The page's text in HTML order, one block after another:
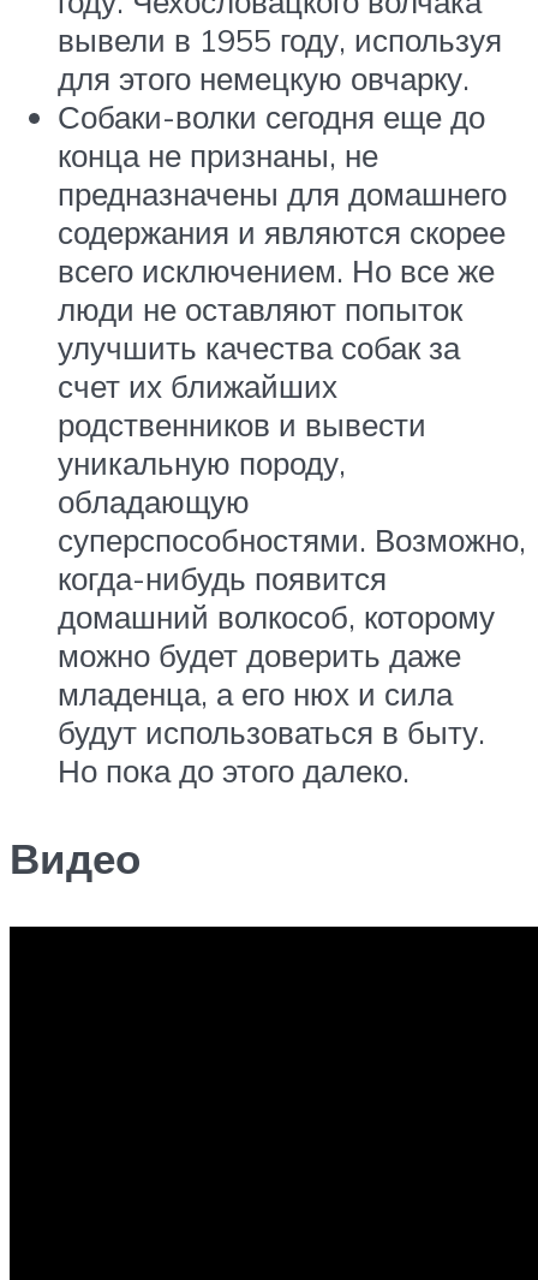
вывели в 1955 году, используя
для этого немецкую овчарку.
Собаки-волки сегодня еще до
конца не признаны, не
предназначены для домашнего
содержания и являются скорее
всего исключением. Но все же
люди не оставляют попыток
улучшить качества собак за
счет их ближайших
родственников и вывести
уникальную породу,
обладающую
суперспособностями. Возможно,
когда-нибудь появится
домашний волкособ, которому
можно будет доверить даже
младенца, а его нюх и сила
будут использоваться в быту.
Но пока до этого далеко.
Видео